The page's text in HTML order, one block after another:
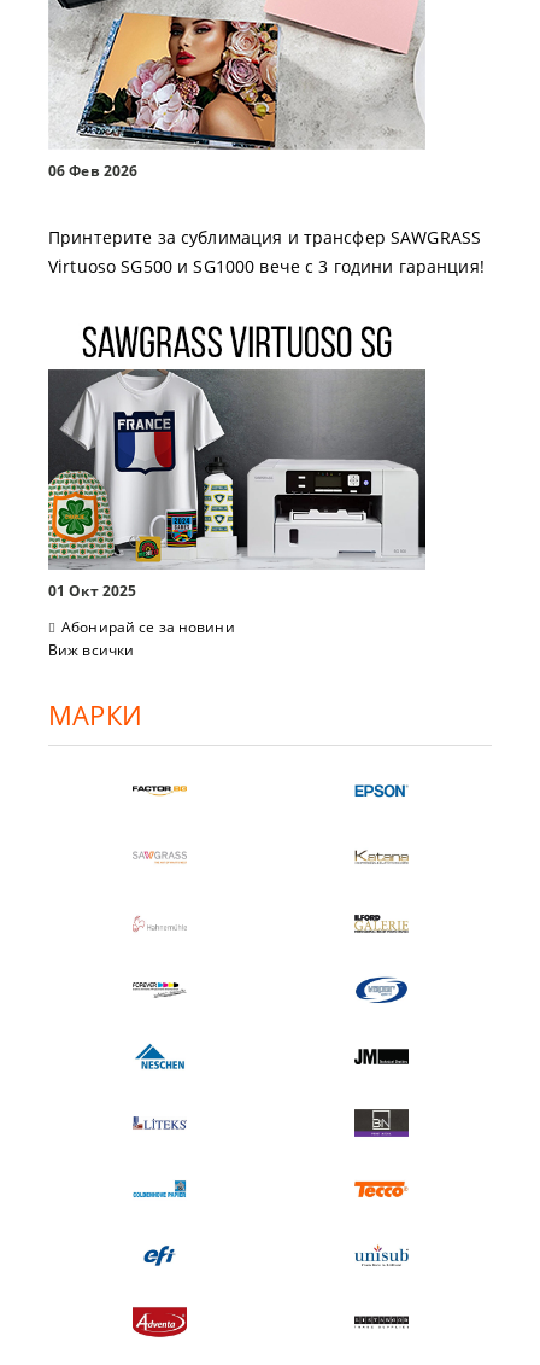
06 Фев 2026
Принтерите за сублимация и трансфер SAWGRASS
Virtuoso SG500 и SG1000 вече с 3 години гаранция!
01 Окт 2025
Абонирай се за новини
Виж всички
МАРКИ